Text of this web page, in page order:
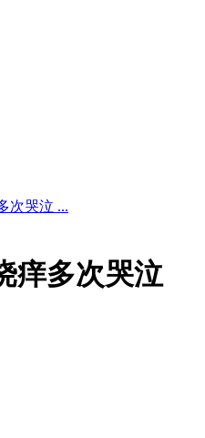
次哭泣 ...
痒多次哭泣